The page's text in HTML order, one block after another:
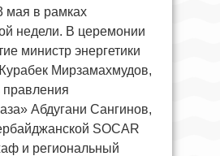
мая в рамках
недели. В церемонии
министр энергетики
Мирзамахмудов,
правления
Абдугани Сангинов,
SOCAR
и региональный